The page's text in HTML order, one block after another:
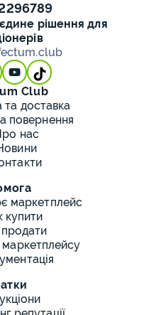
рішення для
Club
та доставка
повернення
нас
маркетплейс
купити